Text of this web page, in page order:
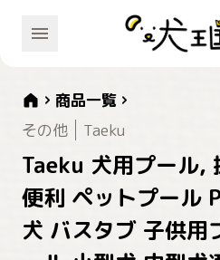
商品一覧
その他
Taeku
Taeku 犬用プール,
便利 ペットプール
犬 バスタブ 子供用